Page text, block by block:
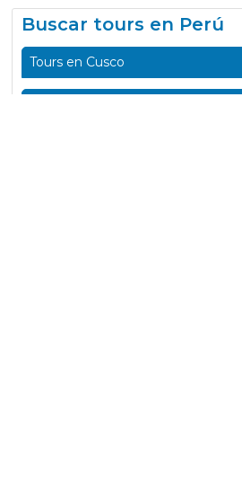
Buscar tours en Perú
Tours en Cusco